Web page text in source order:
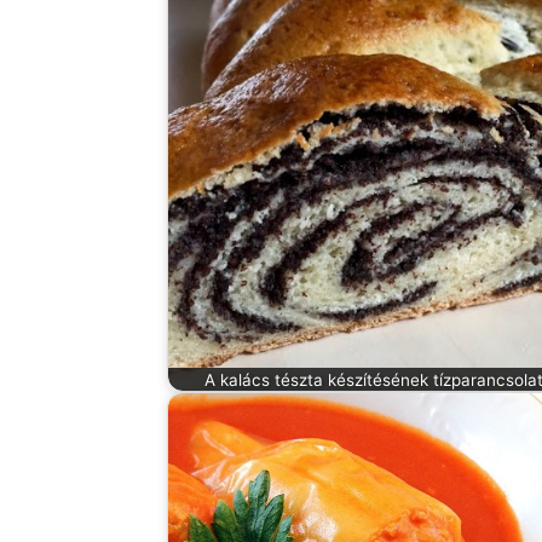
A kalács tészta készítésének